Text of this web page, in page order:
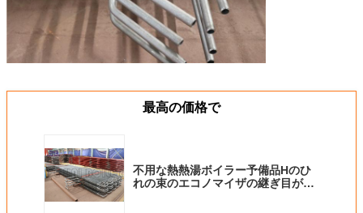
最高の価格で
不用な熱熱湯ボイラー予備品Hのひ
れの束のエコノマイザの継ぎ目が無